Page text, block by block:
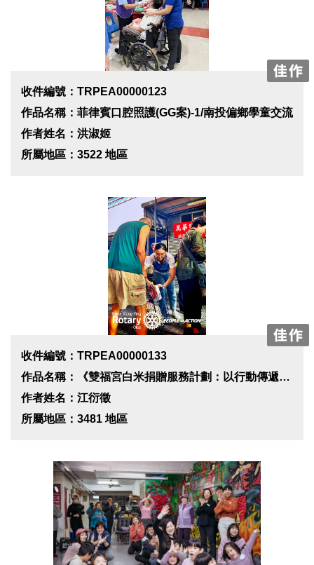
收件編號：TRPEA00000123
作品名稱：菲律賓口腔照護(GG案)-1/南投偏鄉學童交流
作者姓名：洪淑姬
所屬地區：3522 地區
收件編號：TRPEA00000133
作品名稱：《雙福宮白米捐贈服務計劃：以行動傳遞暖流》
作者姓名：江衍徵
所屬地區：3481 地區